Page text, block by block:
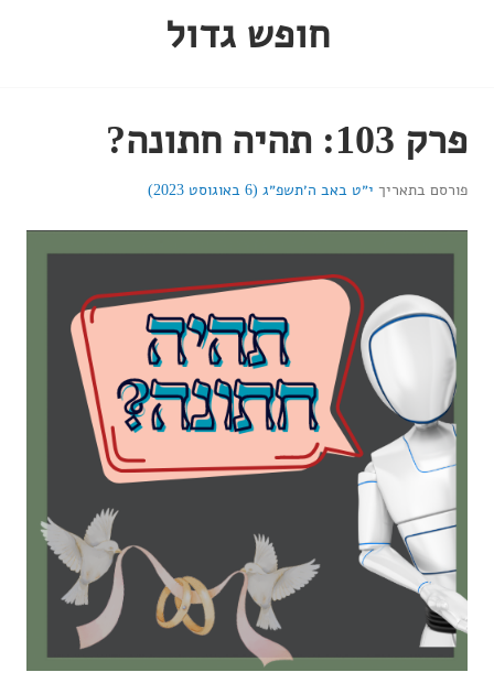
חופש גדול
פרק 103: תהיה חתונה?
פורסם בתאריך י״ט באב ה׳תשפ״ג (6 באוגוסט 2023)